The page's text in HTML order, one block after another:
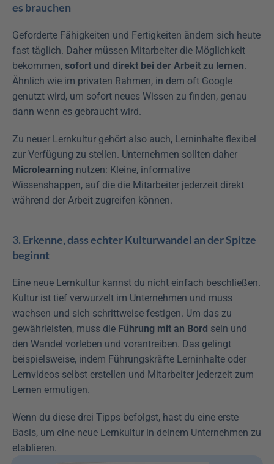
es brauchen
Geforderte Fähigkeiten und Fertigkeiten ändern sich heute
fast täglich. Daher müssen Mitarbeiter die Möglichkeit
bekommen, sofort und direkt bei der Arbeit zu lernen.
Ähnlich wie im privaten Rahmen, in dem oft Google
genutzt wird, um sofort neues Wissen zu finden, genau
dann wenn es gebraucht wird.
Zu neuer Lernkultur gehört also auch, Lerninhalte flexibel
Microlearning nutzen: Kleine, informative
Wissenshappen, auf die die Mitarbeiter jederzeit direkt
während der Arbeit zugreifen können.
3. Erkenne, dass echter Kulturwandel an der Spitze
beginnt
Eine neue Lernkultur kannst du nicht einfach beschließen.
Kultur ist tief verwurzelt im Unternehmen und muss
wachsen und sich schrittweise festigen. Um das zu
gewährleisten, muss die Führung mit an Bord sein und
den Wandel vorleben und vorantreiben. Das gelingt
beispielsweise, indem Führungskräfte Lerninhalte oder
Lernvideos selbst erstellen und Mitarbeiter jederzeit zum
Lernen ermutigen.
Wenn du diese drei Tipps befolgst, hast du eine erste
Basis, um eine neue Lernkultur in deinem Unternehmen zu
etablieren.